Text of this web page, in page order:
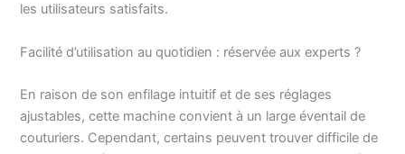
les utilisateurs satisfaits.
Facilité d’utilisation au quotidien : réservée aux experts ?
En raison de son enfilage intuitif et de ses réglages
ajustables, cette machine convient à un large éventail de
couturiers. Cependant, certains peuvent trouver difficile de